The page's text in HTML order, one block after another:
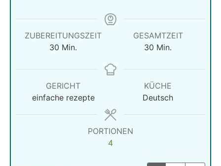
ZUBEREITUNGSZEIT
30 Minuten
Min.
GESAMTZEIT
30 Minuten
Min.
GERICHT
einfache rezepte
KÜCHE
Deutsch
PORTIONEN
4